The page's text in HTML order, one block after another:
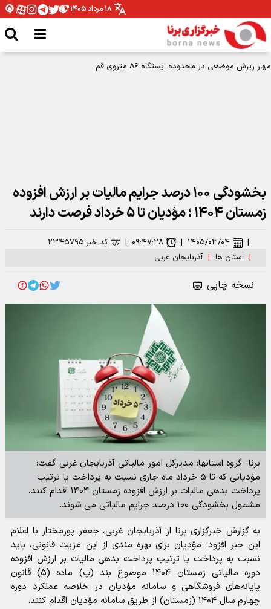
۱۸ مرداد ۱۴۰۵
مهار ریزش موضعی در محدوده ایستگاه A۶ متروی قم
بخشودگی ۱۰۰ درصد جرایم مالیات بر ارزش افزوده
زمستان ۱۴۰۴ ؛ مؤدیان تا ۵ خرداد فرصت دارند
| استان ها | آذربایجان غربی
| ۱۴۰۵/۰۳/۰۴ | ۰۹:۴۷:۲۸ | کد خبر:۲۳۴۵۷۹۵
نسخه چاپی
برنا- گروه استانها: مدیرکل امور مالیاتی آذربایجان غربی گفت:
مؤدیانی که تا ۵ خرداد ماه جاری نسبت به پرداخت یا ترتیب
پرداخت بدهی مالیات بر ارزش افزوده زمستان ۱۴۰۴ اقدام کنند،
مشمول بخشودگی ۱۰۰ درصد جرایم مالیاتی می شوند.
به گزارش خبرگزاری برنا از آذربایجان غربی، جعفر پورمختار با اعلام
این خبر افزود: مؤدیان برای بهره مندی از این مزیت قانونی، باید
نسبت به پرداخت یا ترتیب پرداخت بدهی مالیات بر ارزش افزوده
دوره مالیاتی زمستان ۱۴۰۴ موضوع بند (پ) ماده (۵) قانون
پایانه‌های فروشگاهی و سامانه مؤدیان در خلاصه عملکرد دوره
چهارم سال ۱۴۰۴ (زمستان) از طریق سامانه مؤدیان اقدام کنند.